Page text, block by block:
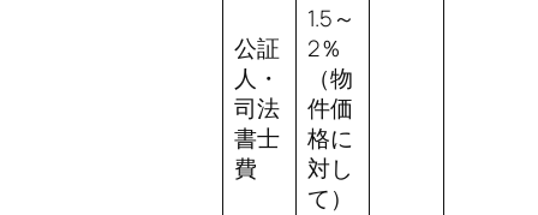
公証
人・
司法
書士
費
1.5～
2％
（物
件価
格に
対し
て）